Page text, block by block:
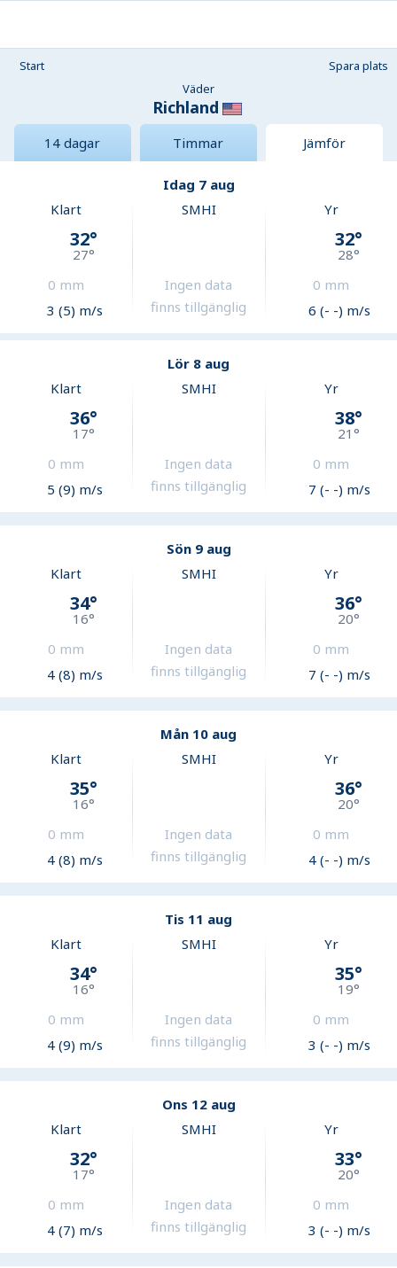
Start
Spara plats
Väder
Richland
14 dagar Timmar Jämför
Idag 7 aug
Klart
32°
27°
0 mm
3 (5) m/s
SMHI
Ingen data
finns tillgänglig
Yr
32°
28°
0 mm
6 (- -) m/s
Lör 8 aug
Klart
36°
17°
0 mm
5 (9) m/s
SMHI
Ingen data
finns tillgänglig
Yr
38°
21°
0 mm
7 (- -) m/s
Sön 9 aug
Klart
34°
16°
0 mm
4 (8) m/s
SMHI
Ingen data
finns tillgänglig
Yr
36°
20°
0 mm
7 (- -) m/s
Mån 10 aug
Klart
35°
16°
0 mm
4 (8) m/s
SMHI
Ingen data
finns tillgänglig
Yr
36°
20°
0 mm
4 (- -) m/s
Tis 11 aug
Klart
34°
16°
0 mm
4 (9) m/s
SMHI
Ingen data
finns tillgänglig
Yr
35°
19°
0 mm
3 (- -) m/s
Ons 12 aug
Klart
32°
17°
0 mm
4 (7) m/s
SMHI
Ingen data
finns tillgänglig
Yr
33°
20°
0 mm
3 (- -) m/s